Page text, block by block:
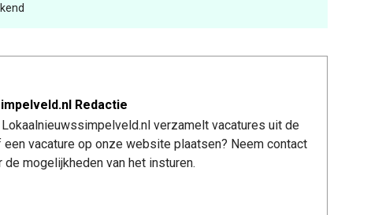
Redactie
Lokaalnieuwssimpelveld.nl verzamelt vacatures uit de
vacature op onze website plaatsen? Neem contact
mogelijkheden van het insturen.